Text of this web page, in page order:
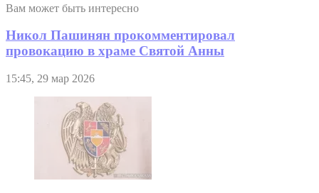
Вам может быть интересно
Никол Пашинян прокомментировал
провокацию в храме Святой Анны
15:45, 29 мар 2026